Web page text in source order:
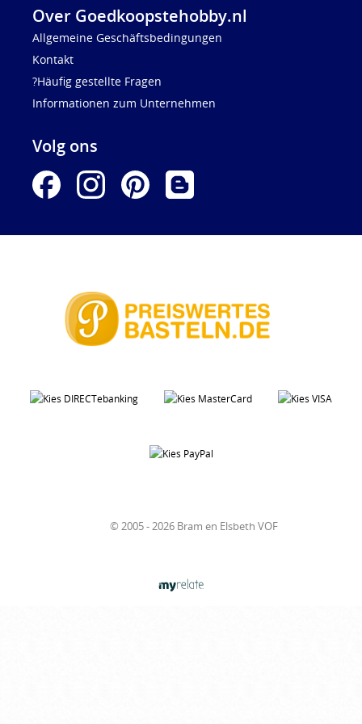
Over Goedkoopstehobby.nl
Allgemeine Geschäftsbedingungen
Kontakt
?Häufig gestellte Fragen
Informationen zum Unternehmen
Volg ons
© 2005 - 2026 Bram en Elsbeth VOF